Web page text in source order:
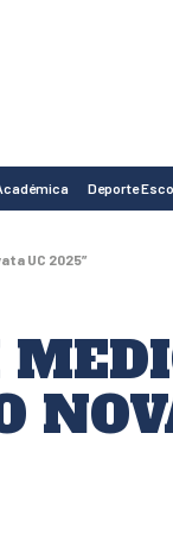
Deporte
UC 2025”